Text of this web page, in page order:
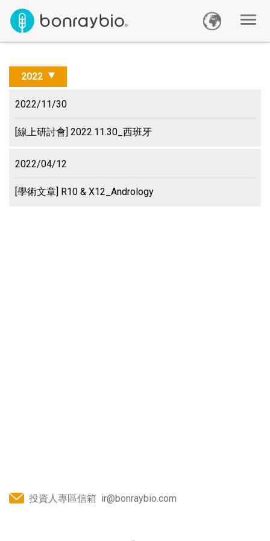
2022
2022/11/30
[線上研討會] 2022.11.30_西班牙
2022/04/12
[學術文章] R10 & X12_Andrology
投資人專區信箱 ir@bonraybio.com